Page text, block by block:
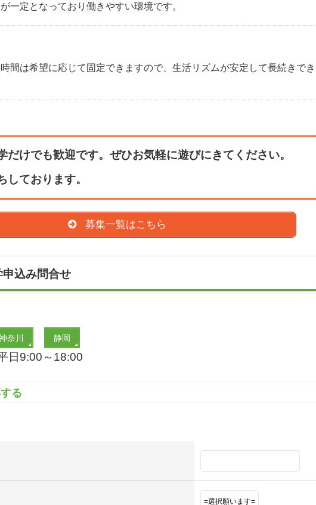
一定となっており働きやすい環境です。
間は希望に応じて固定できますので、生活リズムが安定して長続きでき
だけでも歓迎です。ぜひお気軽に遊びにきてください。
しております。
募集一覧はこちら
込み問合せ
奈川 静岡
日9:00～18:00
る